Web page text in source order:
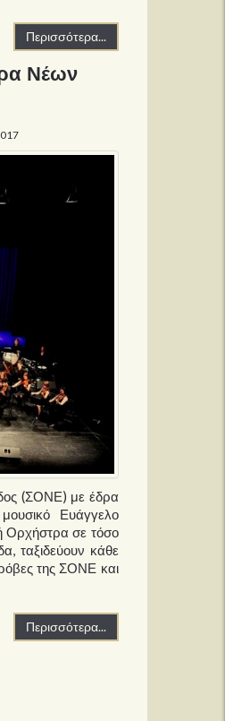
Περισσότερα...
Νέων
(ΣΟΝΕ) με έδρα
Ευάγγελο
Ορχήστρα σε τόσο
ταξιδεύουν κάθε
της ΣΟΝΕ και
Περισσότερα...